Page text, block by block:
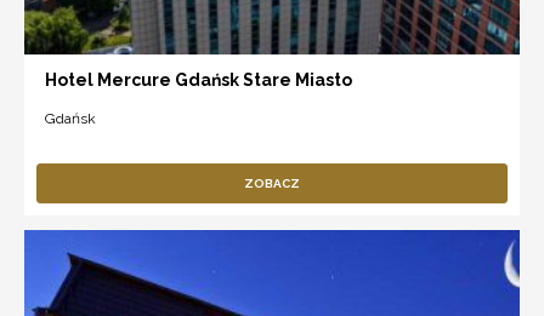
Hotel Mercure Gdańsk Stare Miasto
Gdańsk
ZOBACZ